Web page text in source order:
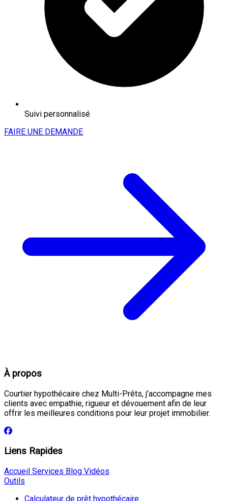
Suivi personnalisé
FAIRE UNE DEMANDE
À propos
Courtier hypothécaire chez Multi-Prêts, j’accompagne mes
clients avec empathie, rigueur et dévouement afin de leur
offrir les meilleures conditions pour leur projet immobilier.
Liens Rapides
Accueil Services Blog Vidéos
Outils
Calculateur de prêt hypothécaire